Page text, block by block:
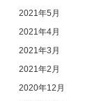
2021年5月
2021年4月
2021年3月
2021年2月
2020年12月